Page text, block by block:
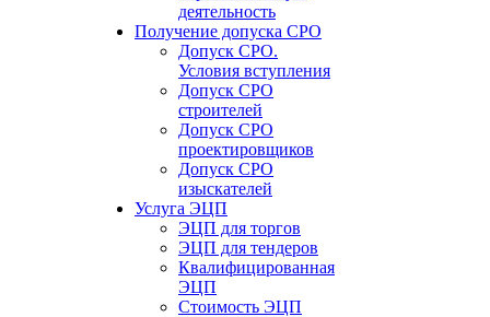
деятельность
Получение допуска СРО
Допуск СРО.
Условия вступления
Допуск СРО
строителей
Допуск СРО
проектировщиков
Допуск СРО
изыскателей
Услуга ЭЦП
ЭЦП для торгов
ЭЦП для тендеров
Квалифицированная
ЭЦП
Стоимость ЭЦП